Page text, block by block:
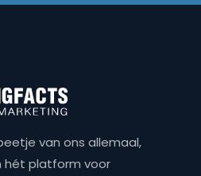
van ons allemaal,
hét platform voor